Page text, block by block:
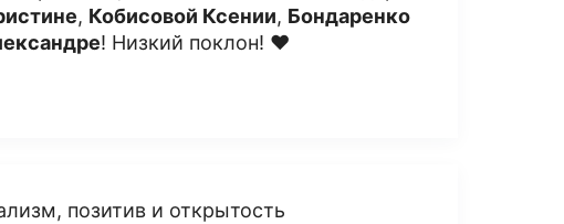
, Кобисовой Ксении, Бондаренко
! Низкий поклон! ❤️
позитив и открытость